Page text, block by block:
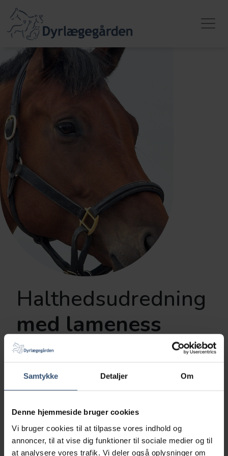
Samtykke Detaljer Om
Denne hjemmeside bruger cookies
Vi bruger cookies til at tilpasse vores indhold og
annoncer, til at vise dig funktioner til sociale medier og til
at analysere vores trafik. Vi deler også oplysninger om
Halthedsudredning
med lameness
locator
Vi tilbyder vi avanceret halthedsudredning ved
hjælp af Lameness Locator-teknologi. Lameness
muligt for os præcist at diagnosticere årsagen til
halthed hos heste.